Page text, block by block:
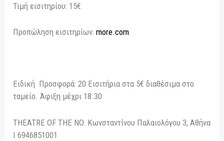
Τιμή εισιτηρίου: 15€
Προπώληση εισιτηρίων:more.com
Ειδική Προσφορά: 20 Εισιτήρια στα 5€ διαθέσιμα στο
ταμείο. Άφιξη μέχρι 18.30
THEATRE OF THE NO: Κωνσταντίνου Παλαιολόγου 3, Αθήνα
Ι 6946851001